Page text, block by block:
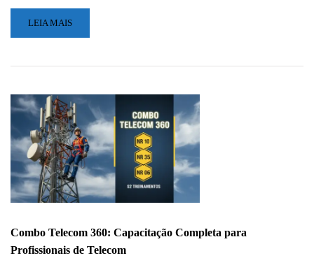
LEIA
MAIS
NR-
MUDOU:
SUA
EMPRESA
AINDA
ESTÁ
TREINANDO
COMO
ANTES?
LEIA MAIS
Combo Telecom 360: Capacitação Completa para
Profissionais de Telecom